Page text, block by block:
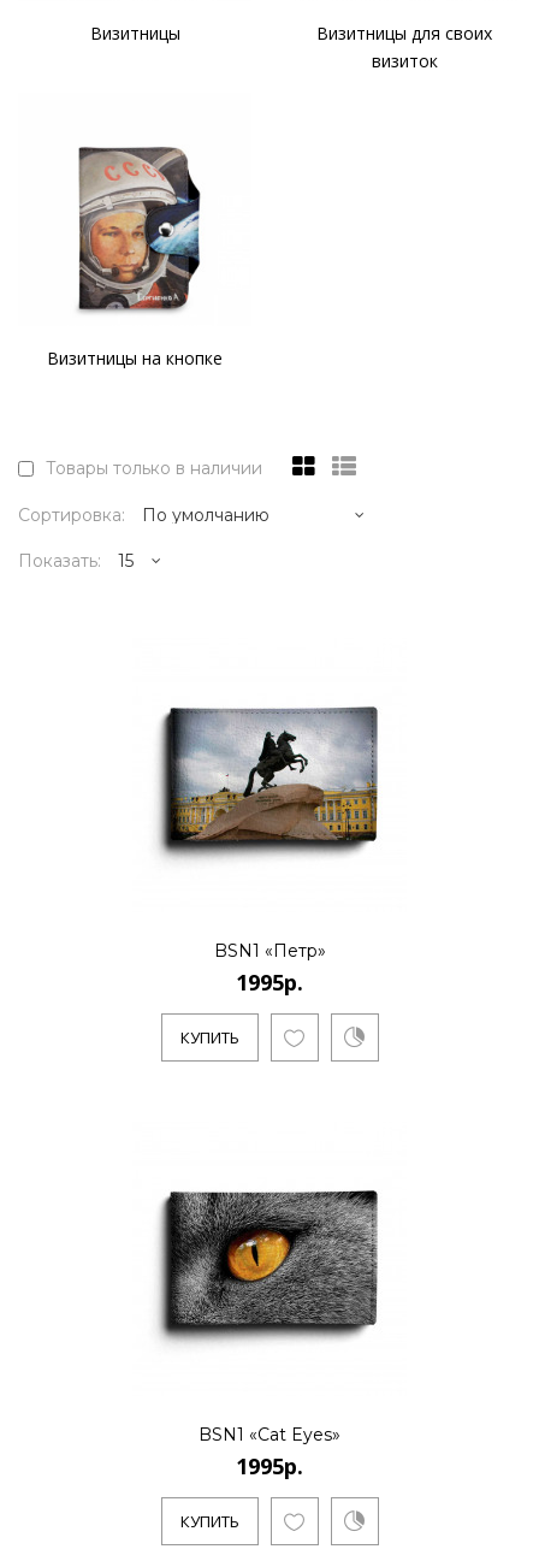
Визитницы
Визитницы для своих
визиток
Визитницы на кнопке
Товары только в наличии
Сортировка:
Показать:
КУПИТЬ
..
1995р.
..
1995р.
BSN1 «Петр»
1995р.
КУПИТЬ
BSN1 «Cat Eyes»
1995р.
КУПИТЬ